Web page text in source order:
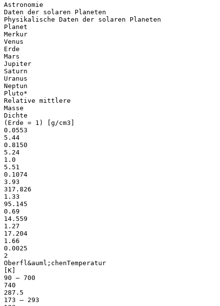
Astronomie
Daten der solaren Planeten
Physikalische Daten der solaren Planeten
Planet
Merkur
Venus
Erde
Mars
Jupiter
Saturn
Uranus
Neptun
Pluto*
Relative mittlere
Masse
Dichte
(Erde = 1) [g/cm3]
0.0553
5.44
0.8150
5.24
1.0
5.51
0.1074
3.93
317.826
1.33
95.145
0.69
14.559
1.27
17.204
1.66
0.0025
2
Oberfl&auml;chenTemperatur
[K]
90 – 700
740
287.5
173 – 293